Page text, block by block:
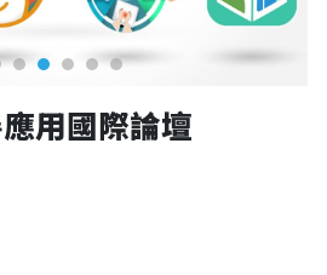
用國際論壇